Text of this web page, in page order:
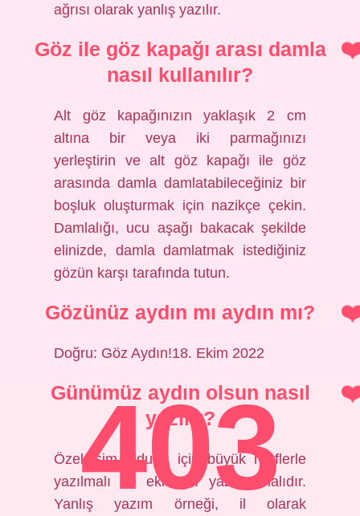
ağrısı olarak yanlış yazılır.
Göz ile göz kapağı arası damla
nasıl kullanılır?
Alt göz kapağınızın yaklaşık 2 cm
altına bir veya iki parmağınızı
yerleştirin ve alt göz kapağı ile göz
arasında damla damlatabileceğiniz bir
boşluk oluşturmak için nazikçe çekin.
Damlalığı, ucu aşağı bakacak şekilde
elinizde, damla damlatmak istediğiniz
gözün karşı tarafında tutun.
Gözünüz aydın mı aydın mı?
Doğru: Göz Aydın!18. Ekim 2022
Günümüz aydın olsun nasıl
yazılır?
Özel isim olduğu için büyük harflerle
yazılmalı ve eki ayrı yazılmamalıdır.
Yanlış yazım örneği, il olarak
403